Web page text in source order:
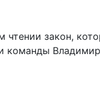
чтении закон,
команды